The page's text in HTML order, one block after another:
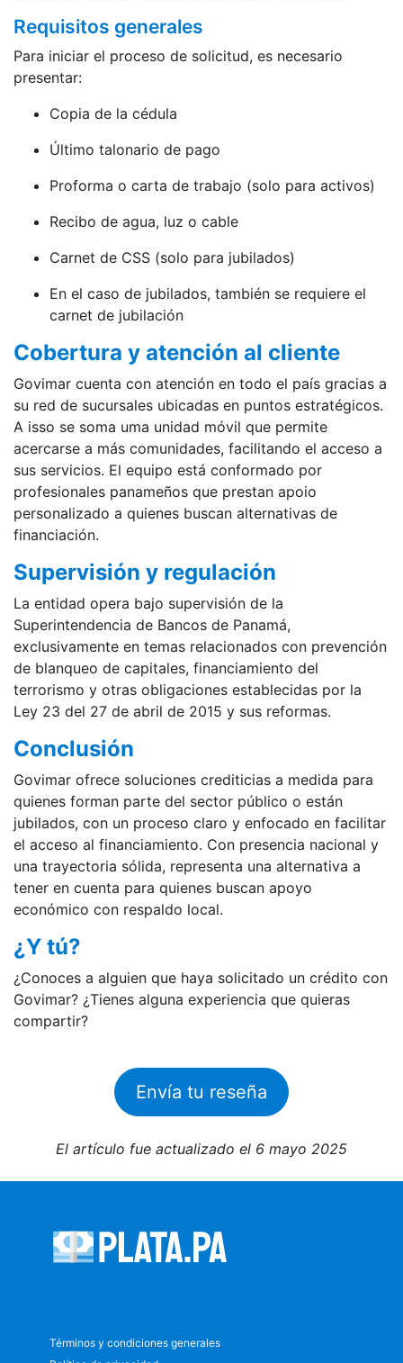
Requisitos generales
Para iniciar el proceso de solicitud, es necesario
presentar:
Copia de la cédula
Último talonario de pago
Proforma o carta de trabajo (solo para activos)
Recibo de agua, luz o cable
Carnet de CSS (solo para jubilados)
En el caso de jubilados, también se requiere el
carnet de jubilación
Cobertura y atención al cliente
Govimar cuenta con atención en todo el país gracias a
su red de sucursales ubicadas en puntos estratégicos.
A isso se soma uma unidad móvil que permite
acercarse a más comunidades, facilitando el acceso a
sus servicios. El equipo está conformado por
profesionales panameños que prestan apoio
personalizado a quienes buscan alternativas de
financiación.
Supervisión y regulación
La entidad opera bajo supervisión de la
Superintendencia de Bancos de Panamá,
exclusivamente en temas relacionados con prevención
de blanqueo de capitales, financiamiento del
terrorismo y otras obligaciones establecidas por la
Ley 23 del 27 de abril de 2015 y sus reformas.
Conclusión
Govimar ofrece soluciones crediticias a medida para
quienes forman parte del sector público o están
jubilados, con un proceso claro y enfocado en facilitar
el acceso al financiamiento. Con presencia nacional y
una trayectoria sólida, representa una alternativa a
tener en cuenta para quienes buscan apoyo
económico con respaldo local.
¿Y tú?
¿Conoces a alguien que haya solicitado un crédito con
Govimar? ¿Tienes alguna experiencia que quieras
compartir?
Envía tu reseña
El artículo fue actualizado el 6 mayo 2025
Términos y condiciones generales